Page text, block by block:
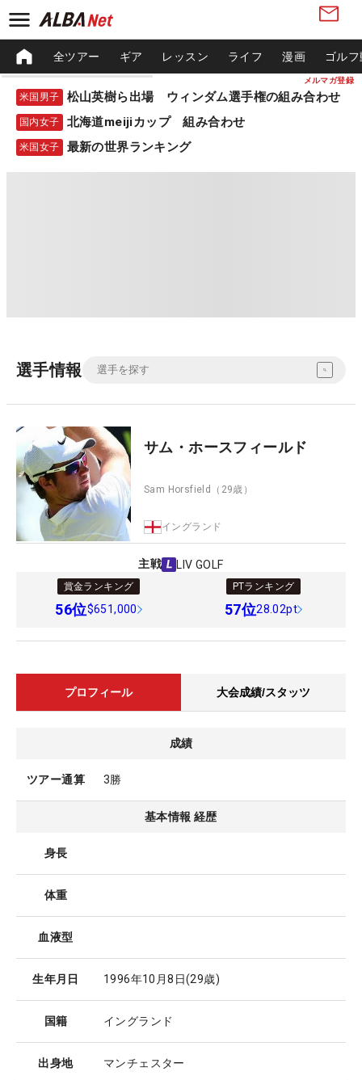
メルマガ登録
全ツアー ギア レッスン ライフ 漫画 ゴル
米国男子 松山英樹ら出場 ウィンダム選手権の組み合わせ
国内女子 北海道meijiカップ 組み合わせ
米国女子 最新の世界ランキング
選手情報
サム・ホースフィールド
Sam Horsfield （29歳）
イングランド
主戦 LIV GOLF
賞金ランキング
56位$651,000
PTランキング
57位28.02pt
プロフィール 大会成績/スタッツ
成績
ツアー通算 3勝
基本情報 経歴
身長
体重
血液型
生年月日 1996年10月8日(29歳)
国籍 イングランド
出身地 マンチェスター